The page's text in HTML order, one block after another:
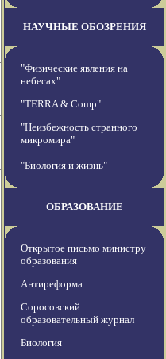
НАУЧНЫЕ ОБОЗРЕНИЯ
"Физические явления на
небесах"
"TERRA & Comp"
"Неизбежность странного
микромира"
"Биология и жизнь"
ОБРАЗОВАНИЕ
Открытое письмо министру
образования
Антиреформа
Соросовский
образовательный журнал
Биология